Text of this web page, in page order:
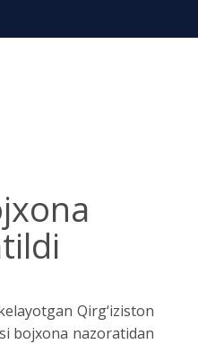
Qirg‘iziston
bojxona nazoratidan